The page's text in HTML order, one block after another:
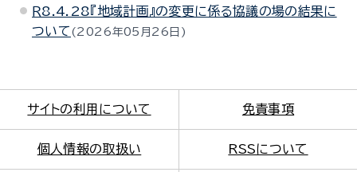
Ｒ8.4.28『地域計画』の変更に係る協議の場の結果に
ついて
2026年05月26日
サイトの利用について 免責事項
個人情報の取扱い RSSについて